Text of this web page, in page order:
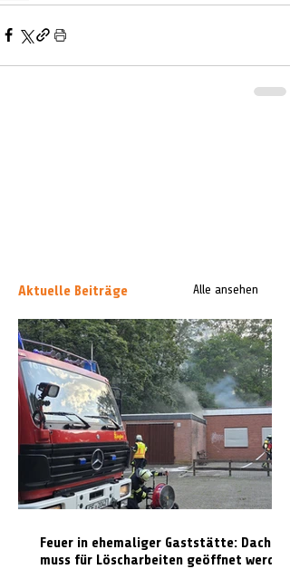
Aktuelle Beiträge Alle ansehen
Feuer in ehemaliger Gaststätte: Dach
muss für Löscharbeiten geöffnet werden